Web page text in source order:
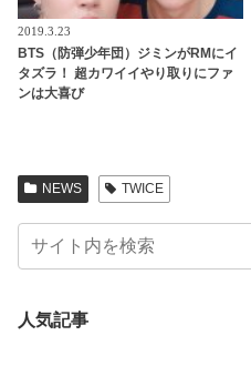
2019.3.23
BTS（防弾少年団）ジミンがRMにイ
タズラ！ 超カワイイやり取りにファ
ンは大喜び
NEWS TWICE
人気記事